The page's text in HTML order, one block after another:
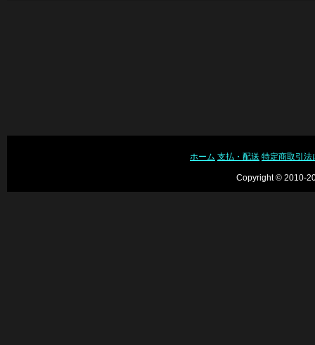
ホーム 支払・配送 特定商取引法
Copyright © 2010-